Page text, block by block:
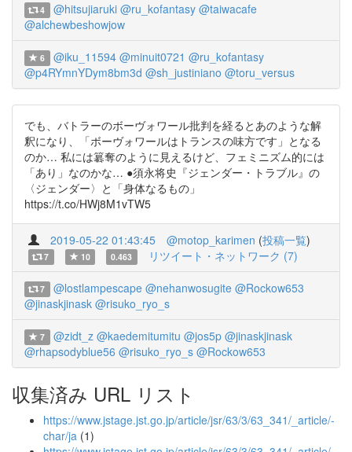
4 @hitsujiaruki @ru_kofantasy @taiwacafe
@alchewbeshowjow
6 @iku_11594 @minuit0721 @ru_kofantasy
@p4RYmnYDym8bm3d @sh_justiniano @toru_versus
でも、バトラーのボーヴォワール批判を経るとあのような解
釈になり、「ボーヴォワールはトランスの味方です」となる
のか… 私には簒奪のように見えるけど、フェミニズム的には
「あり」なのかな… ●須永将史『ジェンダー・トラブル』の
〈ジェンダー〉と「身体なるもの」
https://t.co/HWj8M1vTW5
2019-05-22 01:43:45 @motop_karimen (投稿一覧)
7 10 0.463 リツイート・ネットワーク (7)
7 @lostlampescape @nehanwosugite @Rockow653
@jinaskjinask @risuko_ryo_s
7 @zidt_z @kaedemitumitu @jos5p @jinaskjinask
@rhapsodyblue56 @risuko_ryo_s @Rockow653
収集済み URL リスト
https://www.jstage.jst.go.jp/article/jsr/63/3/63_341/_article/-
char/ja (1)